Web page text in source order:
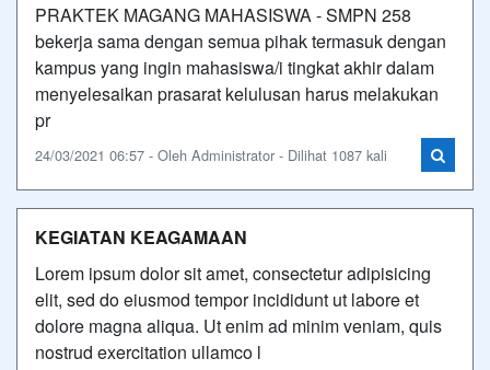
PRAKTEK MAGANG MAHASISWA - SMPN 258
bekerja sama dengan semua pihak termasuk dengan
kampus yang ingin mahasiswa/i tingkat akhir dalam
menyelesaikan prasarat kelulusan harus melakukan
pr
24/03/2021 06:57 - Oleh Administrator - Dilihat 1087 kali
KEGIATAN KEAGAMAAN
Lorem ipsum dolor sit amet, consectetur adipisicing
elit, sed do eiusmod tempor incididunt ut labore et
dolore magna aliqua. Ut enim ad minim veniam, quis
nostrud exercitation ullamco l